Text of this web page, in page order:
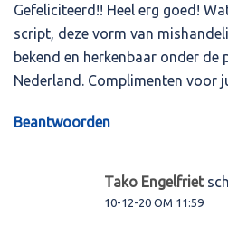
Gefeliciteerd!! Heel erg goed!
script, deze vorm van
bekend en herkenbaar onder de
Nederland. Complimenten voor
Beantwoorden
Tako Engelfriet
10-12-20 OM 11:59